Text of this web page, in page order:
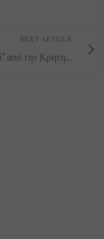
NEXT ARTICLE
από την Κρήτη...